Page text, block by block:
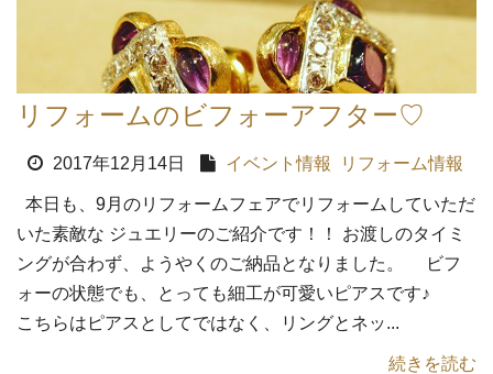
リフォームのビフォーアフター♡
2017年12月14日 イベント情報 リフォーム情報
本日も、9月のリフォームフェアでリフォームしていただ
いた素敵な ジュエリーのご紹介です！！ お渡しのタイミ
ングが合わず、ようやくのご納品となりました。 ビフ
ォーの状態でも、とっても細工が可愛いピアスです♪
こちらはピアスとしてではなく、リングとネッ...
続きを読む